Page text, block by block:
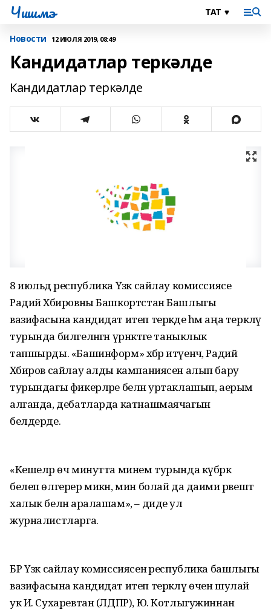
Чишмэ
Новости 12 ИЮЛЯ 2019, 08:49
Кандидатлар теркәлде
Кандидатлар теркәлде
8 июльдә республика Үзәк сайлау комиссиясе
Радий Хәбировны Башкортстан Башлыгы
вазифасына кандидат итеп теркәде һәм аңа теркәлү
турында билгеләнгән үрнәктәге таныклык
тапшырды. «Башинформ» хәбәр итүенчә, Радий
Хәбиров сайлау алды кампаниясен алып бару
турындагы фикерләре белән уртаклашып, аерым
алганда, дебатларда катнашмаячагын
белдерде.
«Кешеләр өч минутта минем турында күбрәк
белеп өлгерер микән, мин болай да даими рәвештә
халык белән аралашам», – диде ул
журналистларга.
БР Үзәк сайлау комиссиясенә республика башлыгы
вазифасына кандидат итеп теркәлү өчен шулай
ук И. Сухаревтан (ЛДПР), Ю. Котлыгужиннан